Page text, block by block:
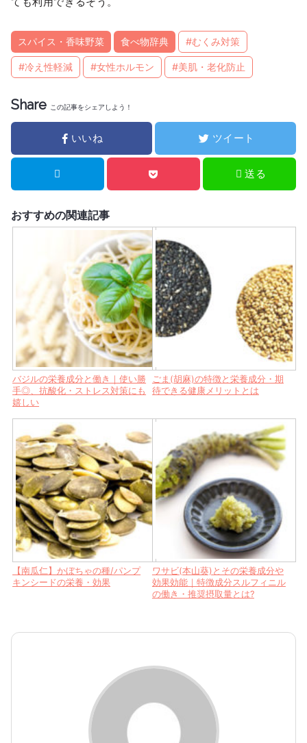
スパイス・香味野菜 食べ物辞典 #むくみ対策
#冷え性軽減 #女性ホルモン #美肌・老化防止
Share この記事をシェアしよう！
いいね ツイート
送る
おすすめの関連記事
バジルの栄養成分と働き｜使い勝
手◎、抗酸化・ストレス対策にも
嬉しい
ごま(胡麻)の特徴と栄養成分・期
待できる健康メリットとは
【南瓜仁】かぼちゃの種/パンプ
キンシードの栄養・効果
ワサビ(本山葵)とその栄養成分や
効果効能｜特徴成分スルフィニル
の働き・推奨摂取量とは?